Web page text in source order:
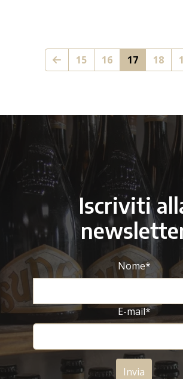
15 16 17 18
Iscriviti
Nome*
E-mail*